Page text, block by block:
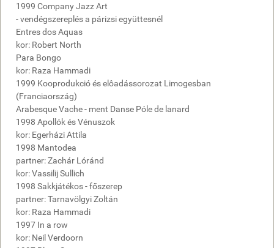
1999 Company Jazz Art
- vendégszereplés a párizsi együttesnél
Entres dos Aquas
kor: Robert North
Para Bongo
kor: Raza Hammadi
1999 Kooprodukció és elôadássorozat Limogesban
(Franciaország)
Arabesque Vache - ment Danse Póle de lanard
1998 Apollók és Vénuszok
kor: Egerházi Attila
1998 Mantodea
partner: Zachár Lóránd
kor: Vassilij Sullich
1998 Sakkjátékos - főszerep
partner: Tarnavölgyi Zoltán
kor: Raza Hammadi
1997 In a row
kor: Neil Verdoorn